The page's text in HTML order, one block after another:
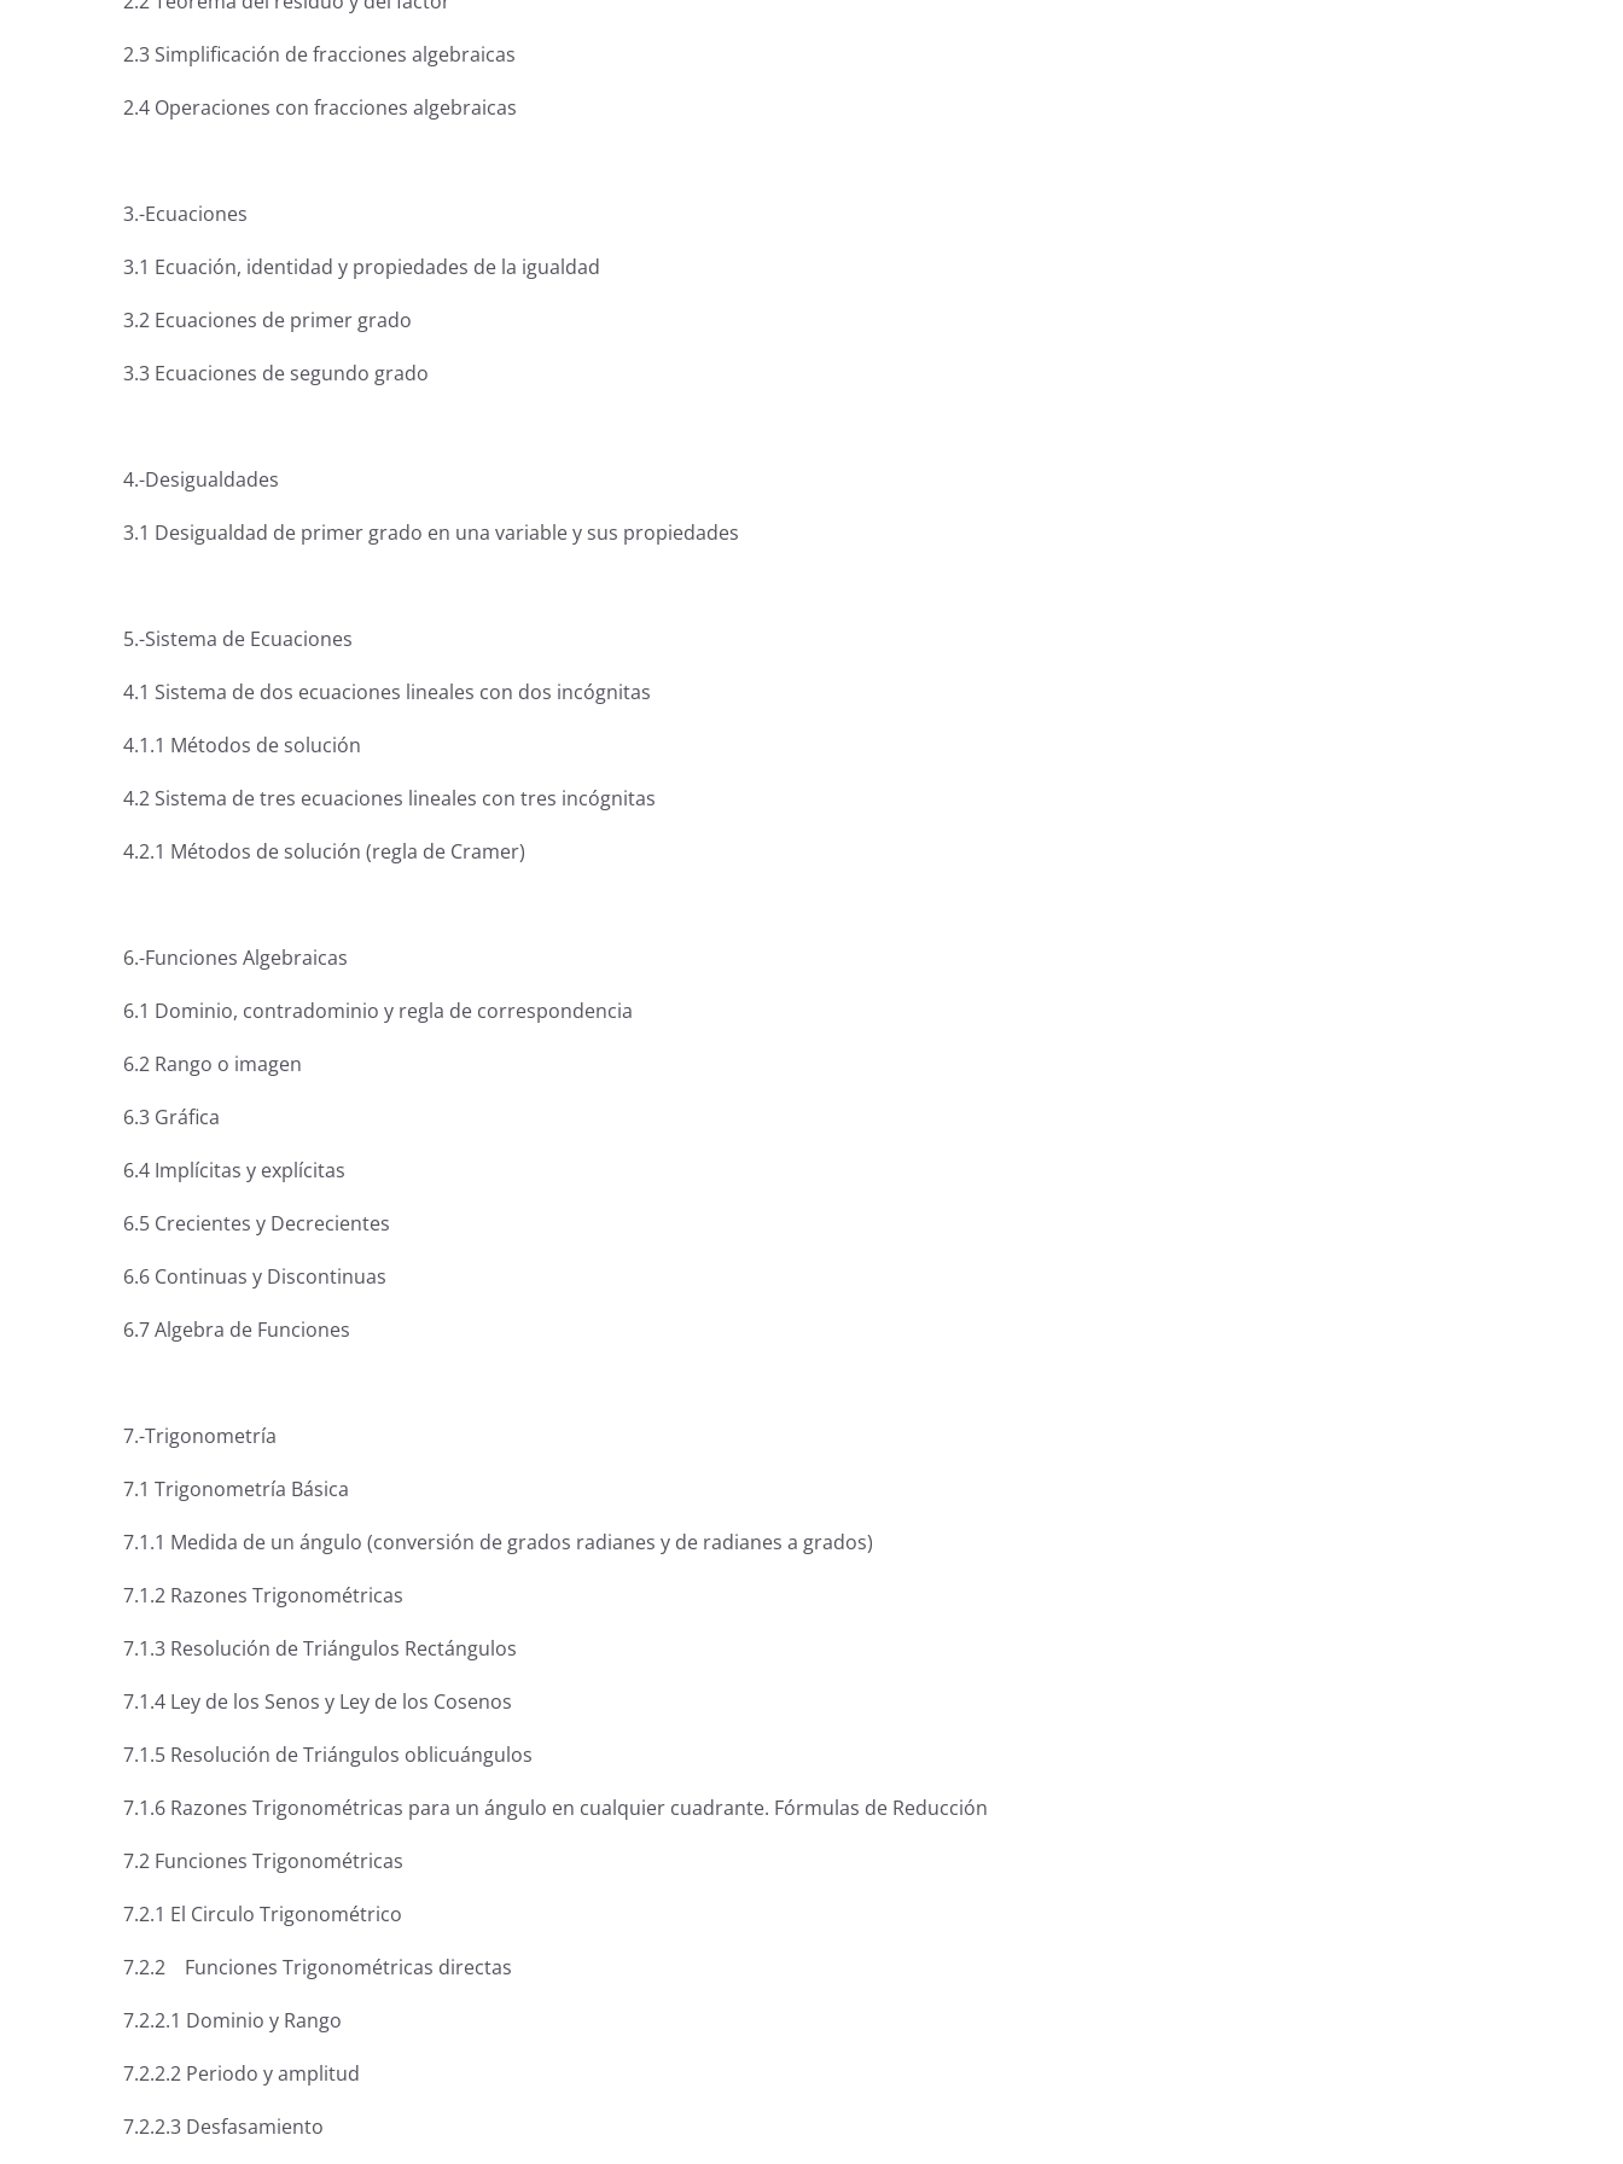
2.3 Simplificación de fracciones algebraicas
2.4 Operaciones con fracciones algebraicas
3.-Ecuaciones
3.1 Ecuación, identidad y propiedades de la igualdad
3.2 Ecuaciones de primer grado
3.3 Ecuaciones de segundo grado
4.-Desigualdades
3.1 Desigualdad de primer grado en una variable y sus propiedades
5.-Sistema de Ecuaciones
4.1 Sistema de dos ecuaciones lineales con dos incógnitas
4.1.1 Métodos de solución
4.2 Sistema de tres ecuaciones lineales con tres incógnitas
4.2.1 Métodos de solución (regla de Cramer)
6.-Funciones Algebraicas
6.1 Dominio, contradominio y regla de correspondencia
6.2 Rango o imagen
6.3 Gráfica
6.4 Implícitas y explícitas
6.5 Crecientes y Decrecientes
6.6 Continuas y Discontinuas
6.7 Algebra de Funciones
7.-Trigonometría
7.1 Trigonometría Básica
7.1.1 Medida de un ángulo (conversión de grados radianes y de radianes a grados)
7.1.2 Razones Trigonométricas
7.1.3 Resolución de Triángulos Rectángulos
7.1.4 Ley de los Senos y Ley de los Cosenos
7.1.5 Resolución de Triángulos oblicuángulos
7.1.6 Razones Trigonométricas para un ángulo en cualquier cuadrante. Fórmulas de Reducción
7.2 Funciones Trigonométricas
7.2.1 El Circulo Trigonométrico
7.2.2 Funciones Trigonométricas directas
7.2.2.1 Dominio y Rango
7.2.2.2 Periodo y amplitud
7.2.2.3 Desfasamiento